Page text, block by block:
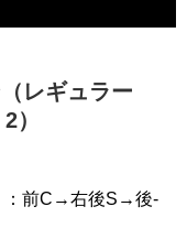
レギュラー
）
：前C→右後S→後-